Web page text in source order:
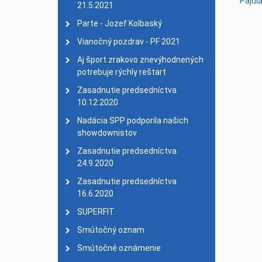
Smútočné oznámenie|
Usmernenie
Benefičný koncert
Valné zhromaždenie
Parte - smútočný oznam
PF 2020 - 30. výročie
Konferencia o športe
27. celoslovenský
21.5.2021
Parte - Jozef Kolbaský
Vianočný pozdrav - PF 2021
Aj šport zrakovo znevýhodnených
potrebuje rýchly reštart
Zasadnutie predsedníctva
10.12.2020
Nadácia SPP podporila našich
showdownistov
Zasadnutie predsedníctva
24.9.2020
Zasadnutie predsedníctva
16.6.2020
SUPERFIT
Smútočný oznam
Smútočné oznámenie